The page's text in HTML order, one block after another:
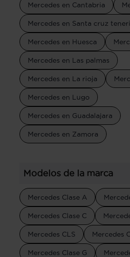
Mercedes en Cantabria
Mercedes en Santa cruz
Mercedes en Huesca
Mercedes en Las palmas
Mercedes en La rioja
Mercedes en Lugo
Mercedes en Guadalajara
Mercedes en Zamora
Modelos de la marca
Mercedes Clase A
Mercedes Clase C
Mercedes CLS Mercedes
Mercedes Clase G